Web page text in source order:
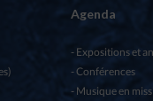
Agenda
Expositions et
Conférences
Musique en